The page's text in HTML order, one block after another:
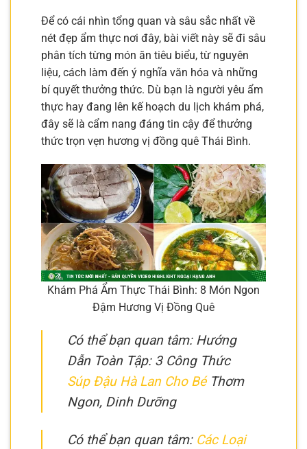
Để có cái nhìn tổng quan và sâu sắc nhất về
nét đẹp ẩm thực nơi đây, bài viết này sẽ đi sâu
phân tích từng món ăn tiêu biểu, từ nguyên
liệu, cách làm đến ý nghĩa văn hóa và những
bí quyết thưởng thức. Dù bạn là người yêu ẩm
thực hay đang lên kế hoạch du lịch khám phá,
đây sẽ là cẩm nang đáng tin cậy để thưởng
thức trọn vẹn hương vị đồng quê Thái Bình.
Khám Phá Ẩm Thực Thái Bình: 8 Món Ngon
Đậm Hương Vị Đồng Quê
Có thể bạn quan tâm: Hướng
Dẫn Toàn Tập: 3 Công Thức
Súp Đậu Hà Lan Cho BéThơm
Ngon, Dinh Dưỡng
Có thể bạn quan tâm: Các Loại